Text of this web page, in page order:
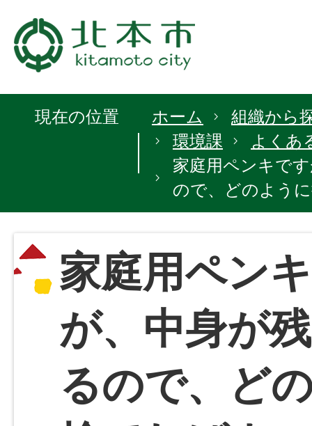
現在の位置 ホーム
組織から
環境課
よくあ
家庭用ペンキで
ので、どのよう
家庭用ペン
が、中身が
るので、ど